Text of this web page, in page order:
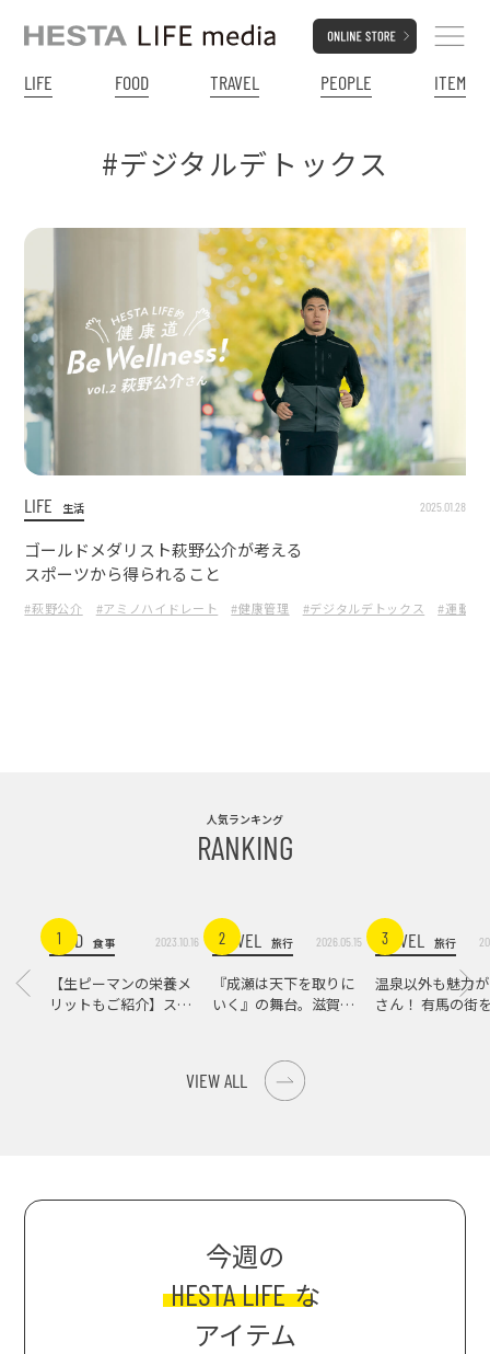
LIFE FOOD TRAVEL PEOPLE ITEM
#デジタルデトックス
LIFE 生活 2025.01.28
ゴールドメダリスト萩野公介が考える
スポーツから得られること
#萩野公介 #アミノハイドレート #健康管理 #デジタルデトックス #運動習
人気ランキング
RANKING
1FOOD 食事 2023.10.16
【生ピーマンの栄養メ
リットもご紹介】スパ
2
TRAVEL 旅行 2026.05.15
『成瀬は天下を取りに
いく』の舞台。滋賀県
3
TRAVEL 旅行
温泉以外も魅力
さん！ 有馬の街
VIEW ALL
今週の
HESTA LIFE な
アイテム